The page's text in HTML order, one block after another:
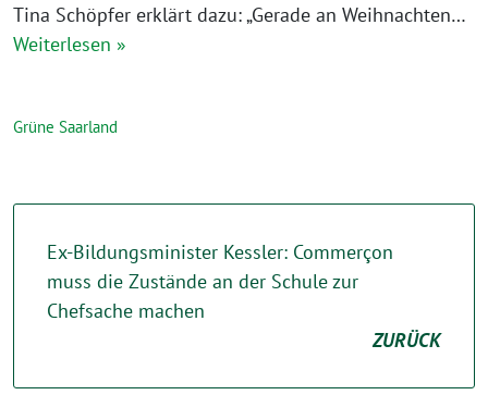
Tina Schöpfer erklärt dazu: „Gerade an Weihnachten…
Weiterlesen »
Grüne Saarland
Ex-Bildungsminister Kessler: Commerçon
muss die Zustände an der Schule zur
Chefsache machen
ZURÜCK